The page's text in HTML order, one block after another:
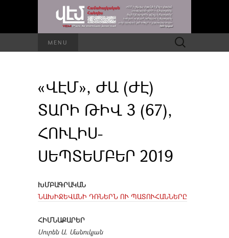
MENU Որոնել՝
«ՎԷՄ», ԺԱ (ԺԷ)
ՏԱՐԻ ԹԻՎ 3 (67),
ՀՈՒԼԻՍ-
ՍԵՊՏԵՄԲԵՐ 2019
ԽՄԲԱԳՐԱԿԱՆ
ՆԱԽԻՋԵՎԱՆԻ ԴՌՆԵՐՆ ՈՒ ՊԱՏՈՒՀԱՆՆԵՐԸ
ՀԻՄՆԱՔԱՐԵՐ
Սուրեն Ա. Մանուկյան